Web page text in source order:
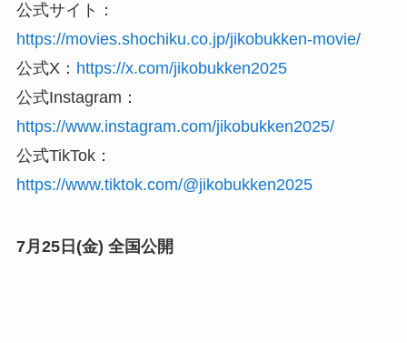
公式サイト：
https://movies.shochiku.co.jp/jikobukken-movie/
公式X： https://x.com/jikobukken2025
公式Instagram：
https://www.instagram.com/jikobukken2025/
公式TikTok：
https://www.tiktok.com/@jikobukken2025
7月25日(金) 全国公開